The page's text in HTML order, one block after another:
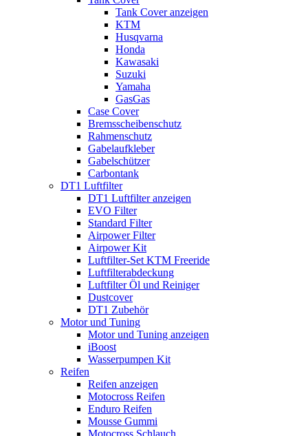
Tank Cover anzeigen
KTM
Husqvarna
Honda
Kawasaki
Suzuki
Yamaha
GasGas
Case Cover
Bremsscheibenschutz
Rahmenschutz
Gabelaufkleber
Gabelschützer
Carbontank
DT1 Luftfilter
DT1 Luftfilter anzeigen
EVO Filter
Standard Filter
Airpower Filter
Airpower Kit
Luftfilter-Set KTM Freeride
Luftfilterabdeckung
Luftfilter Öl und Reiniger
Dustcover
DT1 Zubehör
Motor und Tuning
Motor und Tuning anzeigen
iBoost
Wasserpumpen Kit
Reifen
Reifen anzeigen
Motocross Reifen
Enduro Reifen
Mousse Gummi
Motocross Schlauch